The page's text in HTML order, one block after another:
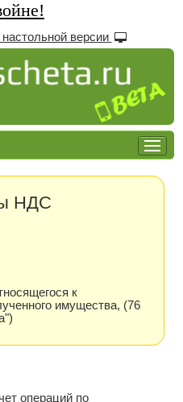
версии
НДС
к
имущества, (76
операций по